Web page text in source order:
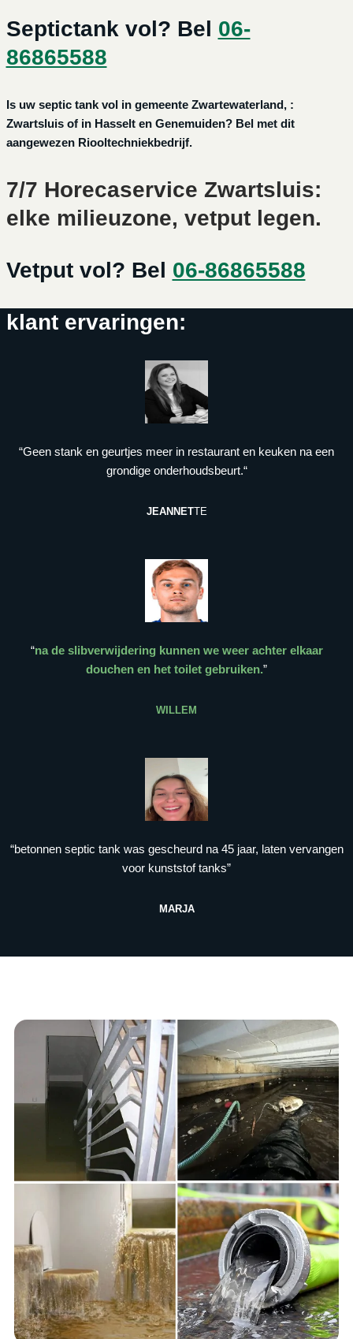
Septictank vol? Bel 06-
86865588
Is uw septic tank vol in gemeente Zwartewaterland, :
Zwartsluis of in Hasselt en Genemuiden? Bel met dit
aangewezen Riooltechniekbedrijf.
7/7 Horecaservice Zwartsluis:
elke milieuzone, vetput legen.
Vetput vol? Bel 06-86865588
klant ervaringen:
“Geen stank en geurtjes meer in restaurant en keuken na een
grondige onderhoudsbeurt.“
JEANNETTE
“na de slibverwijdering kunnen we weer achter elkaar
douchen en het toilet gebruiken.”
WILLEM
“betonnen septic tank was gescheurd na 45 jaar, laten vervangen
voor kunststof tanks”
MARJA